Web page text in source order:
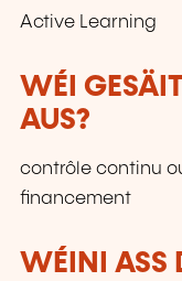
Active Learning
WÉI
AUS?
contrôle continu
financement
WÉINI ASS